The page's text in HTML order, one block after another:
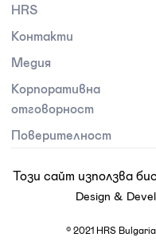
Този сайт използва
HRS
Контакти
Медия
Корпоративна
отговорност
Поверителност
Design &
© 2021HRS